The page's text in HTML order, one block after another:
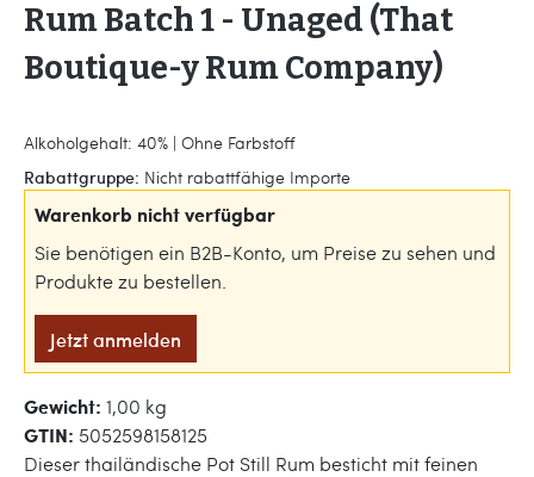
Rum Batch 1 - Unaged (That
Boutique-y Rum Company)
Alkoholgehalt: 40% | Ohne Farbstoff
Rabattgruppe: Nicht rabattfähige Importe
Warenkorb nicht verfügbar
Sie benötigen ein B2B-Konto, um Preise zu sehen und
Produkte zu bestellen.
Jetzt anmelden
Gewicht: 1,00 kg
GTIN: 5052598158125
Dieser thailändische Pot Still Rum besticht mit feinen